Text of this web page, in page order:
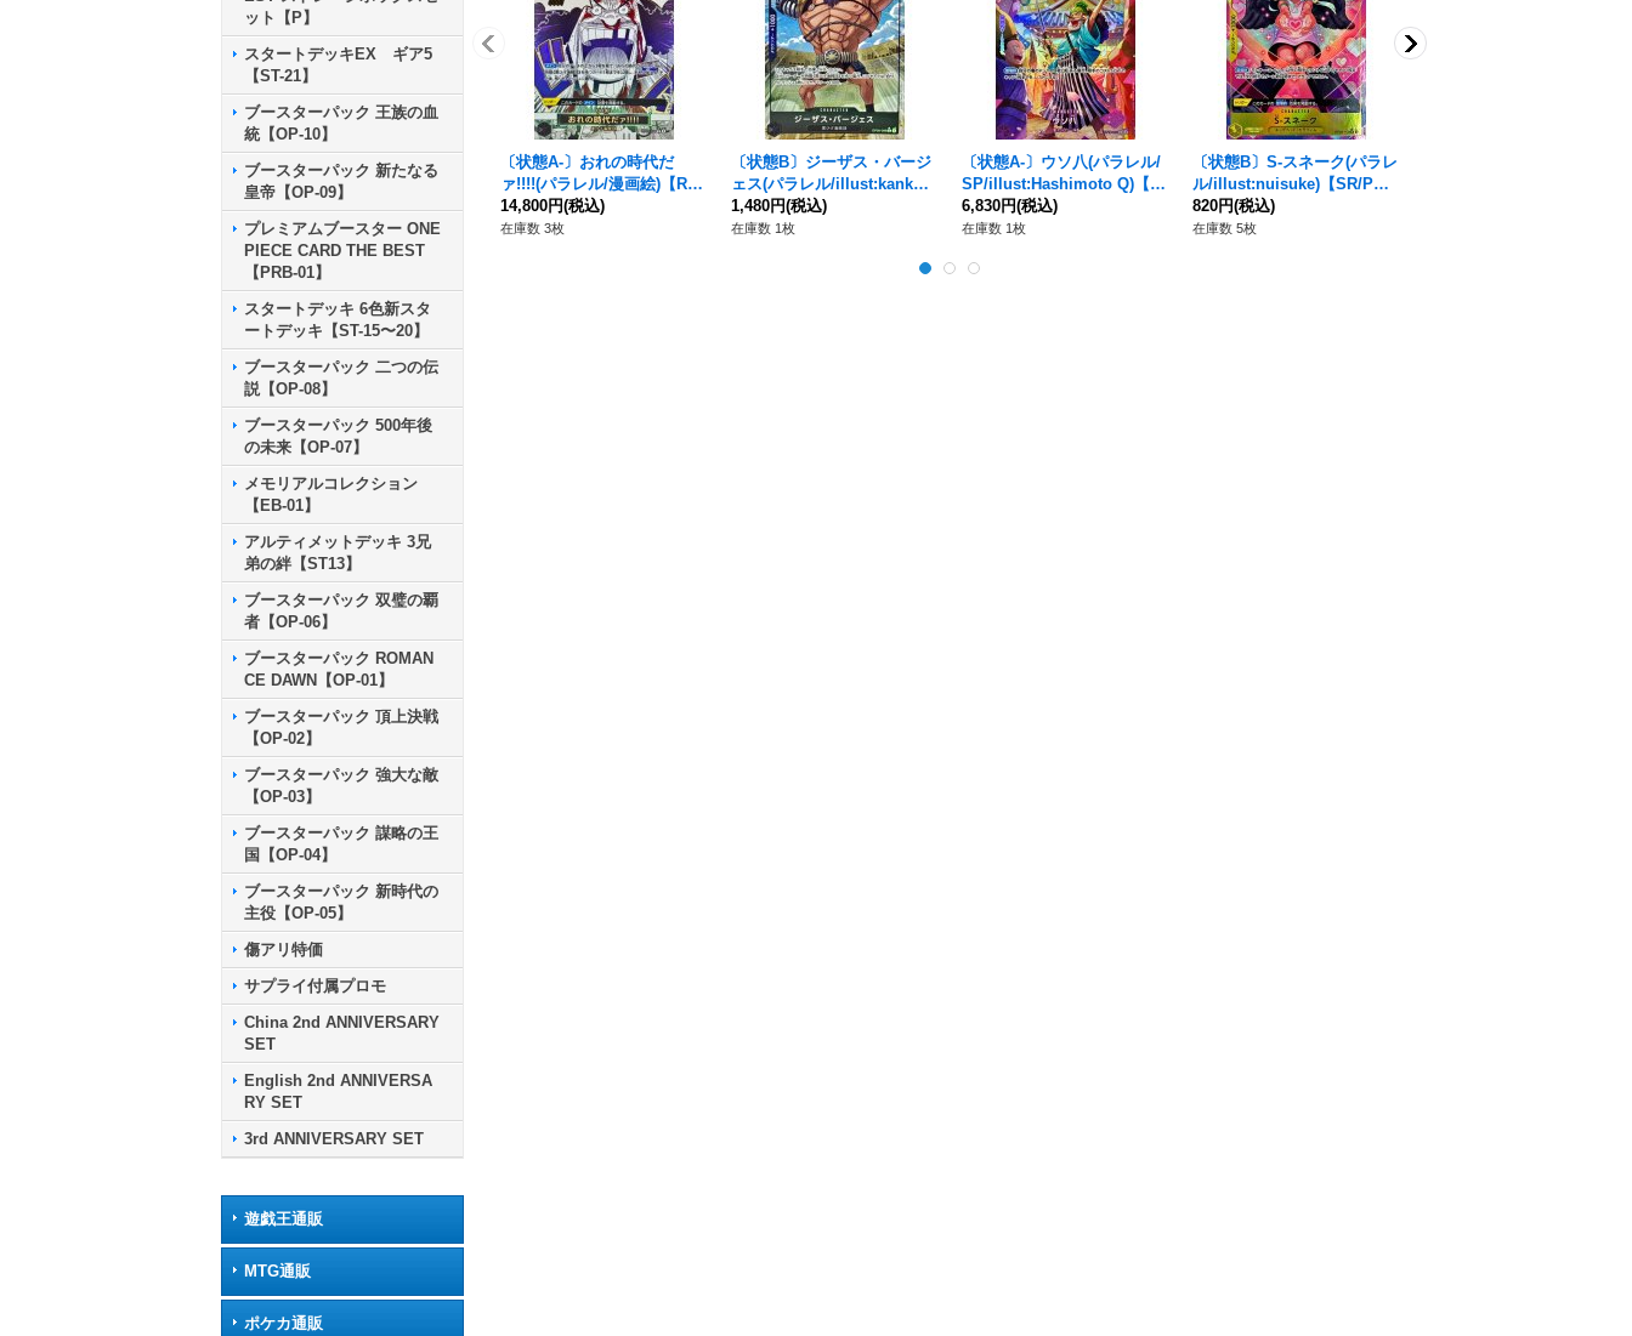
ット【P】
スタートデッキEX ギア5
【ST-21】
ブースターパック 王族の血
統【OP-10】
ブースターパック 新たなる
皇帝【OP-09】
プレミアムブースター ONE
PIECE CARD THE BEST
【PRB-01】
スタートデッキ 6色新スタ
ートデッキ【ST-15〜20】
ブースターパック 二つの伝
説【OP-08】
ブースターパック 500年後
の未来【OP-07】
メモリアルコレクション
【EB-01】
アルティメットデッキ 3兄
弟の絆【ST13】
ブースターパック 双璧の覇
者【OP-06】
ブースターパック ROMAN
CE DAWN【OP-01】
ブースターパック 頂上決戦
【OP-02】
ブースターパック 強大な敵
【OP-03】
ブースターパック 謀略の王
国【OP-04】
ブースターパック 新時代の
主役【OP-05】
傷アリ特価
サプライ付属プロモ
China 2nd ANNIVERSARY
SET
English 2nd ANNIVERSA
RY SET
3rd ANNIVERSARY SET
遊戯王通販
MTG通販
ポケカ通販
〔状態A-〕おれの時代だ
ァ!!!!(パラレル/漫画絵)【R/
P】{OP09-096}
14,800円(税込)
在庫数 3枚
〔状態B〕ジーザス・バージ
ェス(パラレル/illust:kankur
ou)【R/P】{OP09-086}
1,480円(税込)
在庫数 1枚
〔状態A-〕ウソ八(パラレル/
SP/illust:Hashimoto Q)【S
P】{ST18-001[OP10]}
6,830円(税込)
在庫数 1枚
〔状態B〕S-スネーク(パラレ
ル/illust:nuisuke)【SR/P】
{OP08-112}
820円(税込)
在庫数 5枚